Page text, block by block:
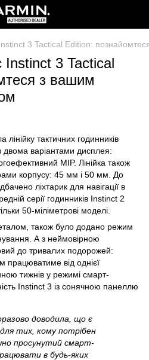
3 Tactical Edition:
Instinct 3 Tactical
з вашим
тактичних годинників
двома варіантами дисплея:
MIP. Лінійка також
корпусу: 45 мм і 50 мм. До
ліхтарик для навігації в
серії годинників Instinct 2
50-міліметрові моделі.
також було додано режим
А з неймовірною
до тривалих подорожей:
працюватиме від однієї
тижнів у режимі смарт-
Instinct 3 із сонячною панеллю
доводила, що є
тих, кому потрібен
просунутий смарт-
в будь-яких